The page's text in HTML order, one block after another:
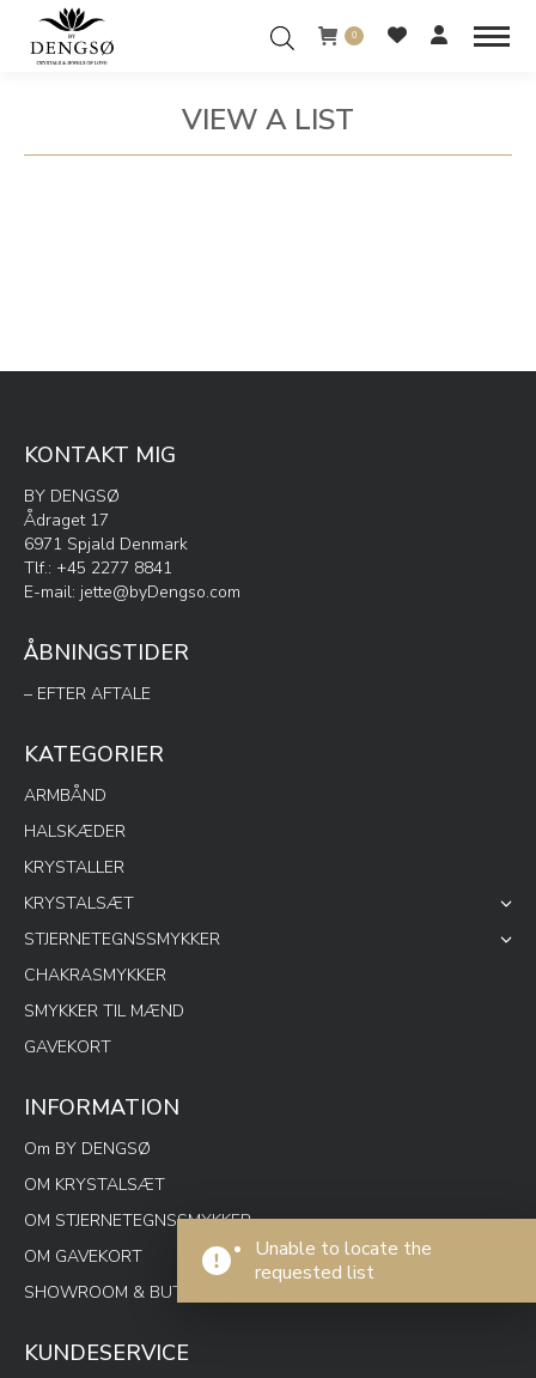
0
VIEW A LIST
You are here:
Unable to locate the
requested list
KONTAKT MIG
BY DENGSØ
Ådraget 17
6971 Spjald Denmark
Tlf.: +45 2277 8841
E-mail: jette@byDengso.com
ÅBNINGSTIDER
– EFTER AFTALE
KATEGORIER
ARMBÅND
HALSKÆDER
KRYSTALLER
KRYSTALSÆT
STJERNETEGNSSMYKKER
CHAKRASMYKKER
SMYKKER TIL MÆND
GAVEKORT
INFORMATION
Om BY DENGSØ
OM KRYSTALSÆT
OM STJERNETEGNSSMYKKER
OM GAVEKORT
SHOWROOM & BUTIK SPOTON
KUNDESERVICE